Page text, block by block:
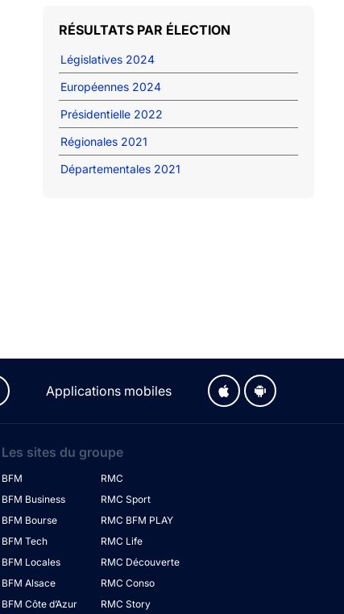
RÉSULTATS PAR ÉLECTION
Législatives 2024
Européennes 2024
Présidentielle 2022
Régionales 2021
Départementales 2021
Applications mobiles
Les sites du groupe
BFM
BFM Business
BFM Bourse
BFM Tech
BFM Locales
BFM Alsace
BFM Côte d’Azur
RMC
RMC Sport
RMC BFM PLAY
RMC Life
RMC Découverte
RMC Conso
RMC Story